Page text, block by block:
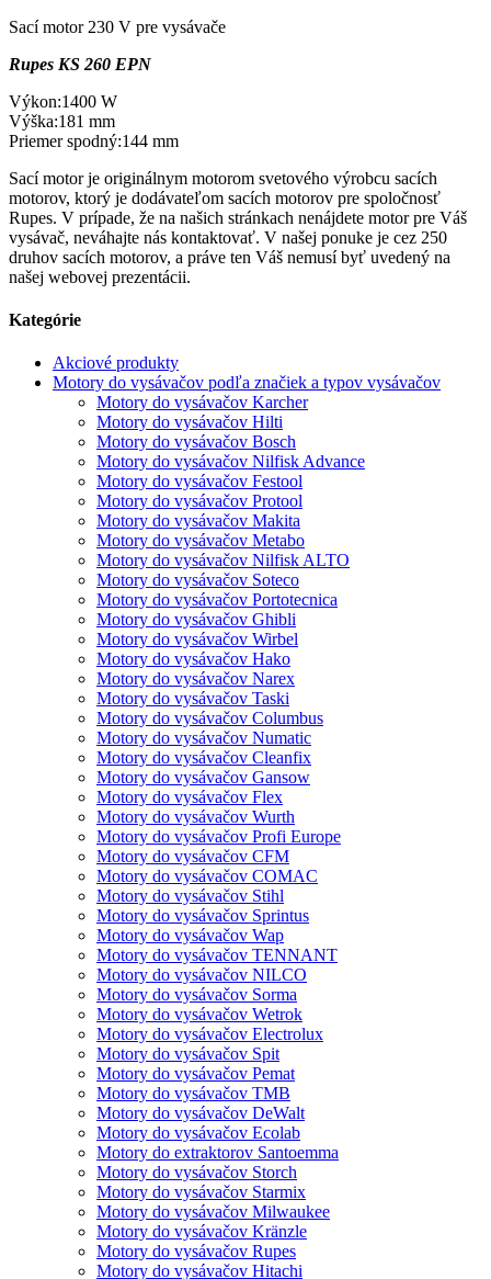
Sací motor 230 V pre vysávače
Rupes KS 260 EPN
Výkon:1400 W
Výška:181 mm
Priemer spodný:144 mm
Sací motor je originálnym motorom svetového výrobcu sacích
motorov, ktorý je dodávateľom sacích motorov pre spoločnosť
Rupes. V prípade, že na našich stránkach nenájdete motor pre Váš
vysávač, neváhajte nás kontaktovať. V našej ponuke je cez 250
druhov sacích motorov, a práve ten Váš nemusí byť uvedený na
našej webovej prezentácii.
Kategórie
Akciové produkty
Motory do vysávačov podľa značiek a typov vysávačov
Motory do vysávačov Karcher
Motory do vysávačov Hilti
Motory do vysávačov Bosch
Motory do vysávačov Nilfisk Advance
Motory do vysávačov Festool
Motory do vysávačov Protool
Motory do vysávačov Makita
Motory do vysávačov Metabo
Motory do vysávačov Nilfisk ALTO
Motory do vysávačov Soteco
Motory do vysávačov Portotecnica
Motory do vysávačov Ghibli
Motory do vysávačov Wirbel
Motory do vysávačov Hako
Motory do vysávačov Narex
Motory do vysávačov Taski
Motory do vysávačov Columbus
Motory do vysávačov Numatic
Motory do vysávačov Cleanfix
Motory do vysávačov Gansow
Motory do vysávačov Flex
Motory do vysávačov Wurth
Motory do vysávačov Profi Europe
Motory do vysávačov CFM
Motory do vysávačov COMAC
Motory do vysávačov Stihl
Motory do vysávačov Sprintus
Motory do vysávačov Wap
Motory do vysávačov TENNANT
Motory do vysávačov NILCO
Motory do vysávačov Sorma
Motory do vysávačov Wetrok
Motory do vysávačov Electrolux
Motory do vysávačov Spit
Motory do vysávačov Pemat
Motory do vysávačov TMB
Motory do vysávačov DeWalt
Motory do vysávačov Ecolab
Motory do extraktorov Santoemma
Motory do vysávačov Storch
Motory do vysávačov Starmix
Motory do vysávačov Milwaukee
Motory do vysávačov Kränzle
Motory do vysávačov Rupes
Motory do vysávačov Hitachi